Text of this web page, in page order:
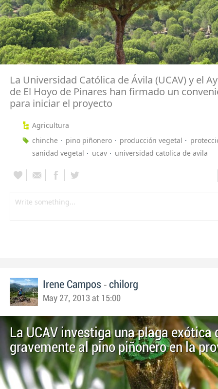
La Universidad Católica de Ávila (UCAV) y el
de El Hoyo de Pinares han firmado un
para iniciar el proyecto
Agricultura
chinche
pino piñonero producción vegetal
sanidad vegetal
ucav universidad catolica de avila
Irene Campos - chilorg
May 27, 2013 at 15:00
La UCAV investiga una plaga exótica
gravemente al pino piñonero en la